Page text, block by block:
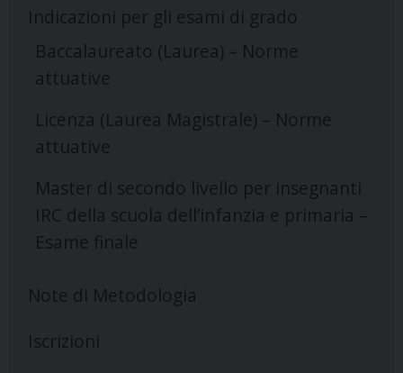
Indicazioni per gli esami di grado
Baccalaureato (Laurea) – Norme
attuative
Licenza (Laurea Magistrale) – Norme
attuative
Master di secondo livello per insegnanti
IRC della scuola dell’infanzia e primaria –
Esame finale
Note di Metodologia
Iscrizioni